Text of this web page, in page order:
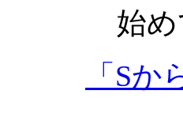
始め
「S